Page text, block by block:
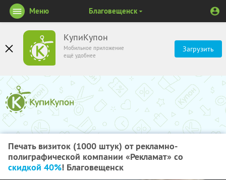
КупиКупон
Мобильное приложение
ещё удобнее
Загрузить
Меню Благовещенск
Печать визиток (1000 штук) от рекламно-
полиграфической компании «Рекламат» со
скидкой 40%! Благовещенск